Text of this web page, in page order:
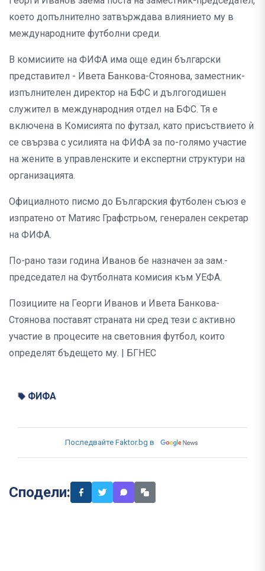
което допълнително затвърждава влиянието му в
международните футболни среди.
В комисиите на ФИФА има още един български
представител - Ивета Банкова-Стоянова, заместник-
изпълнителен директор на БФС и дългогодишен
служител в международния отдел на БФС. Тя е
включена в Комисията по футзал, като присъствието ѝ
се свързва с усилията на ФИФА за по-голямо участие
на жените в управленските и експертни структури на
организацията.
Официалното писмо до Българския футболен съюз е
изпратено от Матияс Графстрьом, генерален секретар
на ФИФА.
По-рано тази година Иванов бе назначен за зам.-
председател на Футболната комисия към УЕФА.
Позициите на Георги Иванов и Ивета Банкова-
Стоянова поставят страната ни сред тези с активно
участие в процесите на световния футбол, които
определят бъдещето му. | БГНЕС
ФИФА
Последвайте Faktor.bg в
Сподели: